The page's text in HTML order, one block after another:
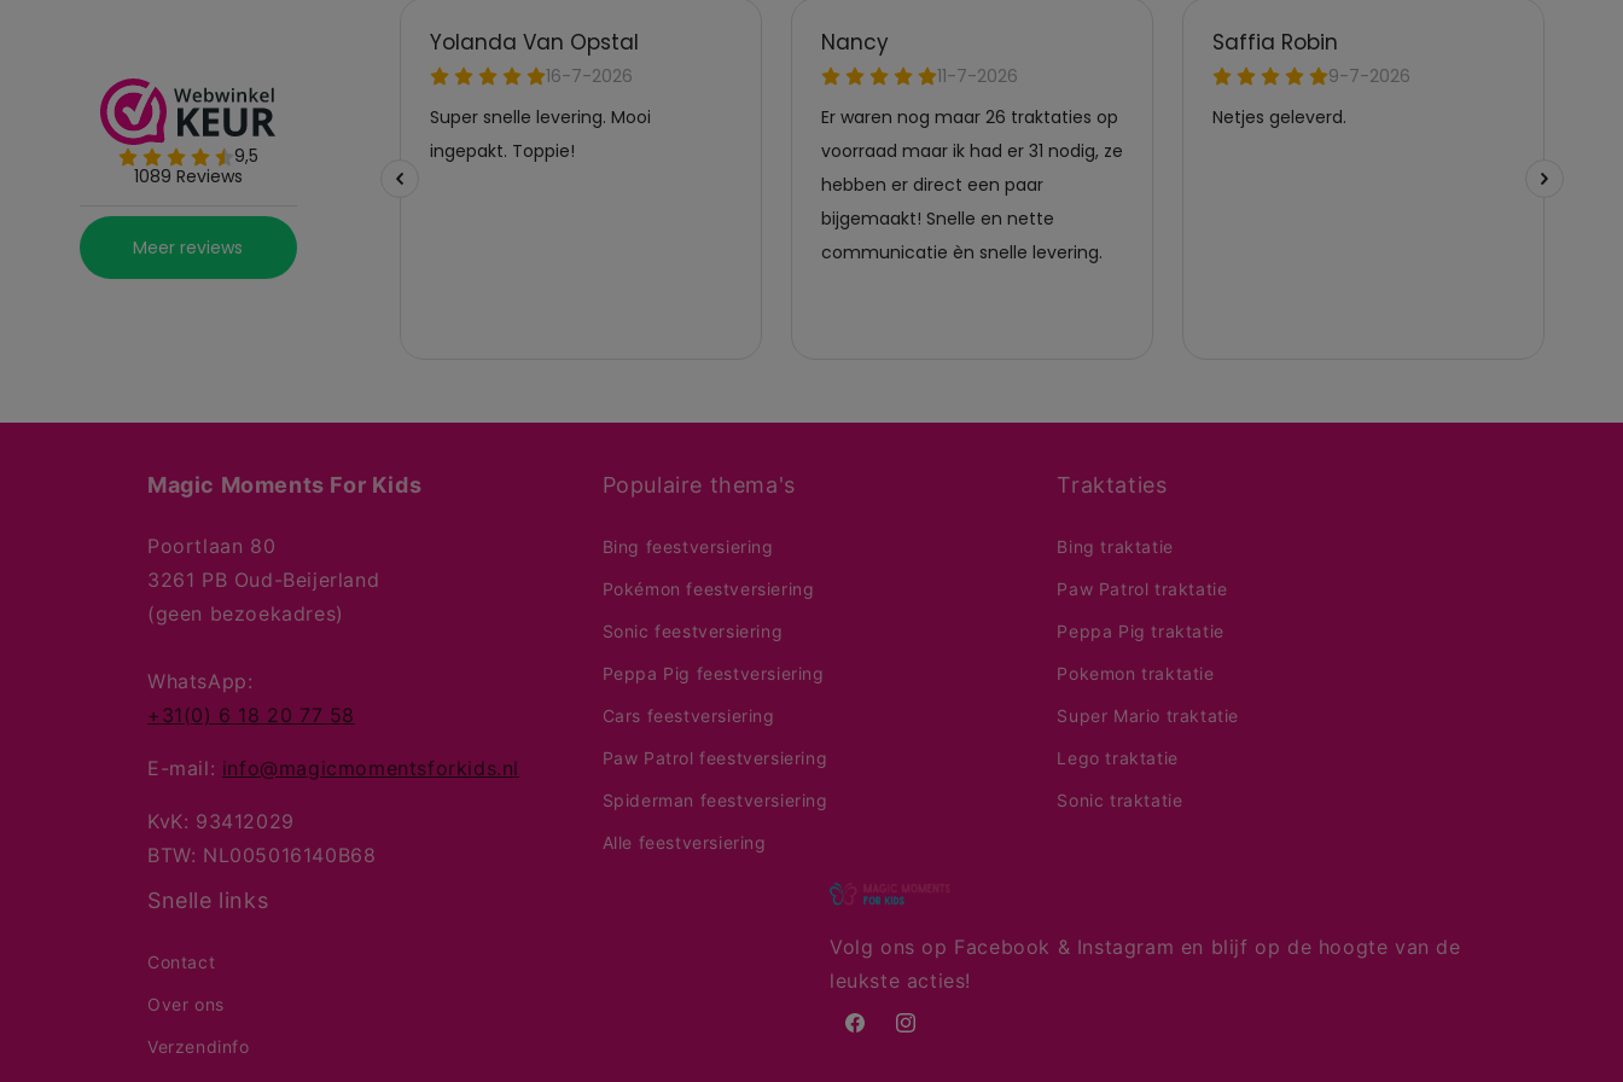
Magic Moments For Kids
Poortlaan 80
3261 PB Oud-Beijerland
(geen bezoekadres)
WhatsApp:
+31(0) 6 18 20 77 58
E-mail: info@magicmomentsforkids.nl
KvK: 93412029
BTW: NL005016140B68
Populaire thema's
Bing feestversiering
Pokémon feestversiering
Sonic feestversiering
Peppa Pig feestversiering
Cars feestversiering
Paw Patrol feestversiering
Spiderman feestversiering
Alle feestversiering
Traktaties
Bing traktatie
Paw Patrol traktatie
Peppa Pig traktatie
Pokemon traktatie
Super Mario traktatie
Lego traktatie
Sonic traktatie
Snelle links
Contact
Over ons
Verzendinfo
Volg ons op Facebook & Instagram en blijf op de hoogte van de
leukste acties!
FacebookInstagram